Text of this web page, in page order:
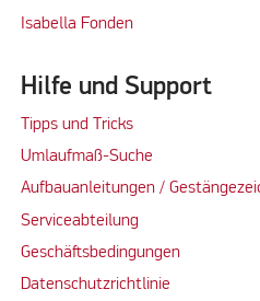
Isabella Fonden
Hilfe und Support
Tipps und Tricks
Umlaufmaß-Suche
Aufbauanleitungen /
Serviceabteilung
Geschäftsbedingungen
Datenschutzrichtlinie